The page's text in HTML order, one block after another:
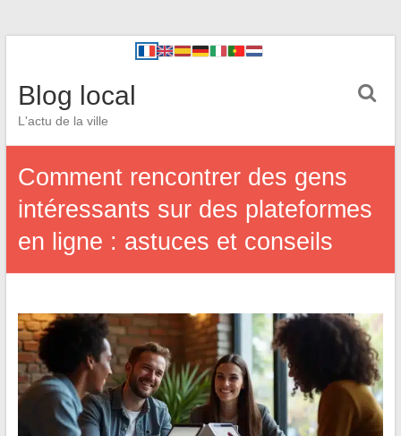
Blog local
L'actu de la ville
Comment rencontrer des gens
intéressants sur des plateformes
en ligne : astuces et conseils